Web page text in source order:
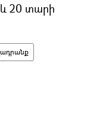
20 տարի